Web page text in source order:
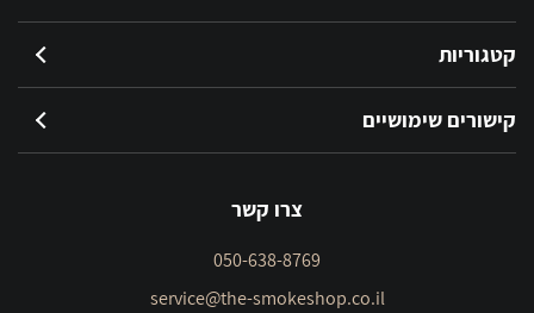
קטגוריות
קישורים שימושיים
צרו קשר
050-638-8769
service@the-smokeshop.co.il